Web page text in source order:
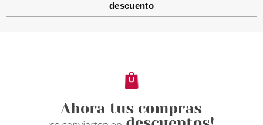
CAROLINA HERRERA
52.90€
descuento